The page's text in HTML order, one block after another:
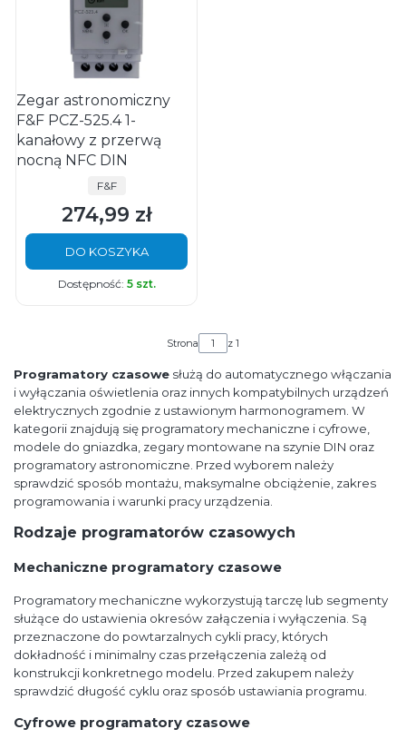
Zegar astronomiczny
F&F PCZ-525.4 1-
kanałowy z przerwą
nocną NFC DIN
PRODUCENT
F&F
Cena
274,99 zł
DO KOSZYKA
Dostępność: 5 szt.
Strona z 1
Programatory czasowe służą do automatycznego włączania
i wyłączania oświetlenia oraz innych kompatybilnych urządzeń
elektrycznych zgodnie z ustawionym harmonogramem. W
kategorii znajdują się programatory mechaniczne i cyfrowe,
modele do gniazdka, zegary montowane na szynie DIN oraz
programatory astronomiczne. Przed wyborem należy
sprawdzić sposób montażu, maksymalne obciążenie, zakres
programowania i warunki pracy urządzenia.
Rodzaje programatorów czasowych
Mechaniczne programatory czasowe
Programatory mechaniczne wykorzystują tarczę lub segmenty
służące do ustawienia okresów załączenia i wyłączenia. Są
przeznaczone do powtarzalnych cykli pracy, których
dokładność i minimalny czas przełączenia zależą od
konstrukcji konkretnego modelu. Przed zakupem należy
sprawdzić długość cyklu oraz sposób ustawiania programu.
Cyfrowe programatory czasowe